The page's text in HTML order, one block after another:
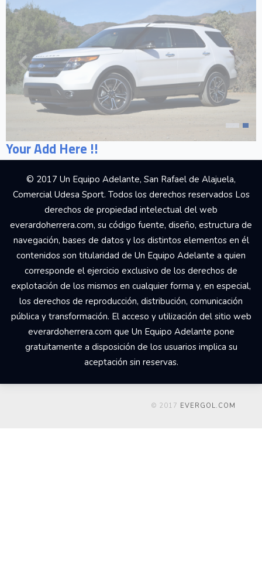
Your Add Here !!
© 2017 Un Equipo Adelante, San Rafael de Alajuela,
Comercial Udesa Sport. Todos los derechos reservados Los
derechos de propiedad intelectual del web
everardoherrera.com, su código fuente, diseño, estructura de
navegación, bases de datos y los distintos elementos en él
contenidos son titularidad de Un Equipo Adelante a quien
corresponde el ejercicio exclusivo de los derechos de
explotación de los mismos en cualquier forma y, en especial,
los derechos de reproducción, distribución, comunicación
pública y transformación. El acceso y utilización del sitio web
everardoherrera.com que Un Equipo Adelante pone
gratuitamente a disposición de los usuarios implica su
aceptación sin reservas.
© 2017 EVERGOL.COM